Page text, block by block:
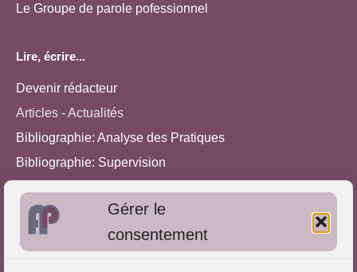
Gérer le
consentement
Le Groupe de parole pofessionnel
Lire, écrire...
Devenir rédacteur
Articles - Actualités
Bibliographie: Analyse des Pratiques
Bibliographie: Supervision
Approches de l'Analyse des pratiques